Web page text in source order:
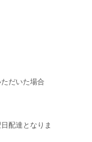
だいた場合
配達となりま